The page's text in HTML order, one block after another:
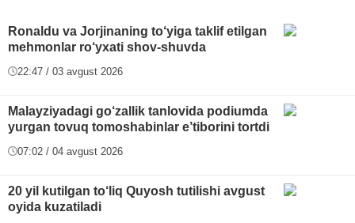
Ronaldu va Jorjinaning to‘yiga taklif etilgan
mehmonlar ro‘yxati shov-shuvda
22:47 / 03 avgust 2026
Malayziyadagi go‘zallik tanlovida podiumda
yurgan tovuq tomoshabinlar e’tiborini tortdi
07:02 / 04 avgust 2026
20 yil kutilgan to‘liq Quyosh tutilishi avgust
oyida kuzatiladi